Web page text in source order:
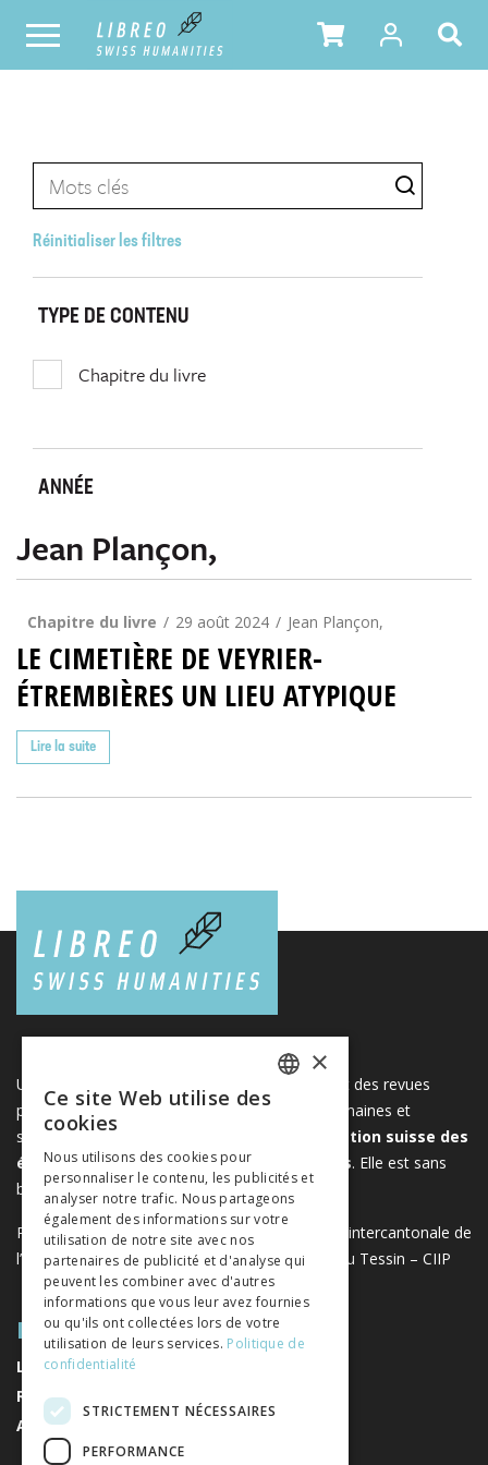
Réinitialiser les filtres
TYPE DE CONTENU
Chapitre du livre
ANNÉE
Jean Plançon,
Chapitre du livre 29 août 2024 Jean Plançon,
LE CIMETIÈRE DE VEYRIER-
ÉTREMBIÈRES UN LIEU ATYPIQUE
Lire la suite
Une plateforme unique regroupant des livres et des revues
publiés par les éditeurs suisses de sciences humaines et
sociales. Libreo.ch est la propriété de l'
Association suisse des
éditeurs de sciences sociales et humaines. Elle est sans
but lucratif.www.editeurssuisses.ch
Projet réalisé avec le soutien de la Conférence intercantonale de
l’instruction publique de la Suisse romande et du Tessin – CIIP
PLAN DU SITE
LIVRES
REVUES
AUTEURS
ITALIAN
×
Ce site Web utilise des
cookies
Nous utilisons des cookies pour
personnaliser le contenu, les publicités et
analyser notre trafic. Nous partageons
également des informations sur votre
utilisation de notre site avec nos
partenaires de publicité et d'analyse qui
peuvent les combiner avec d'autres
informations que vous leur avez fournies
ou qu'ils ont collectées lors de votre
utilisation de leurs services. Politique de
confidentialité
STRICTEMENT NÉCESSAIRES
PERFORMANCE